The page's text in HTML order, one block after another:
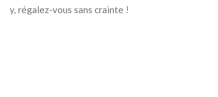
y, régalez-vous sans crainte !